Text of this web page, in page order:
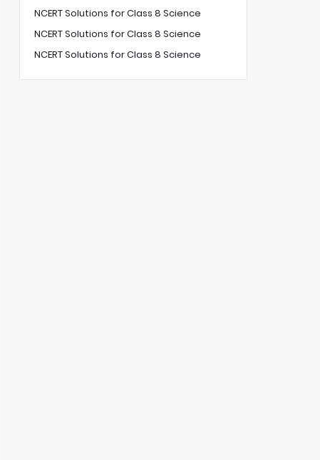
NCERT Solutions for Class 8 Science
NCERT Solutions for Class 8 Science
NCERT Solutions for Class 8 Science